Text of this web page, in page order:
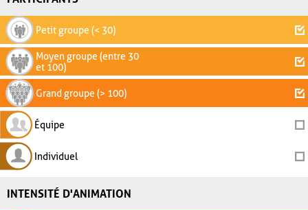
Petit groupe (< 30)
Moyen groupe (entre 30
et 100)
Grand groupe (> 100)
Équipe
Individuel
INTENSITÉ D'ANIMATION